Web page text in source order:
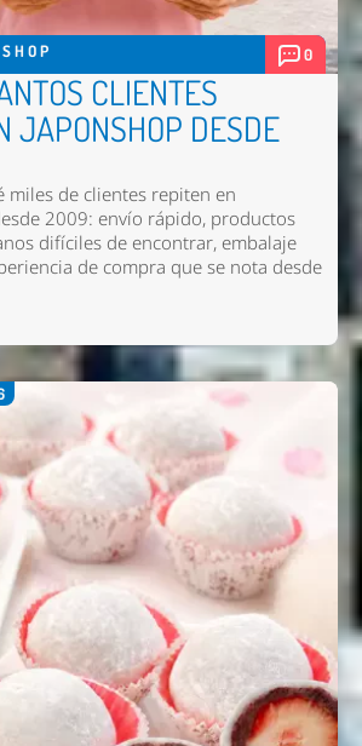
0
CLIENTES
JAPONSHOP DESDE
miles de clientes repiten en
2009: envío rápido, productos
difíciles de encontrar, embalaje
de compra que se nota desde